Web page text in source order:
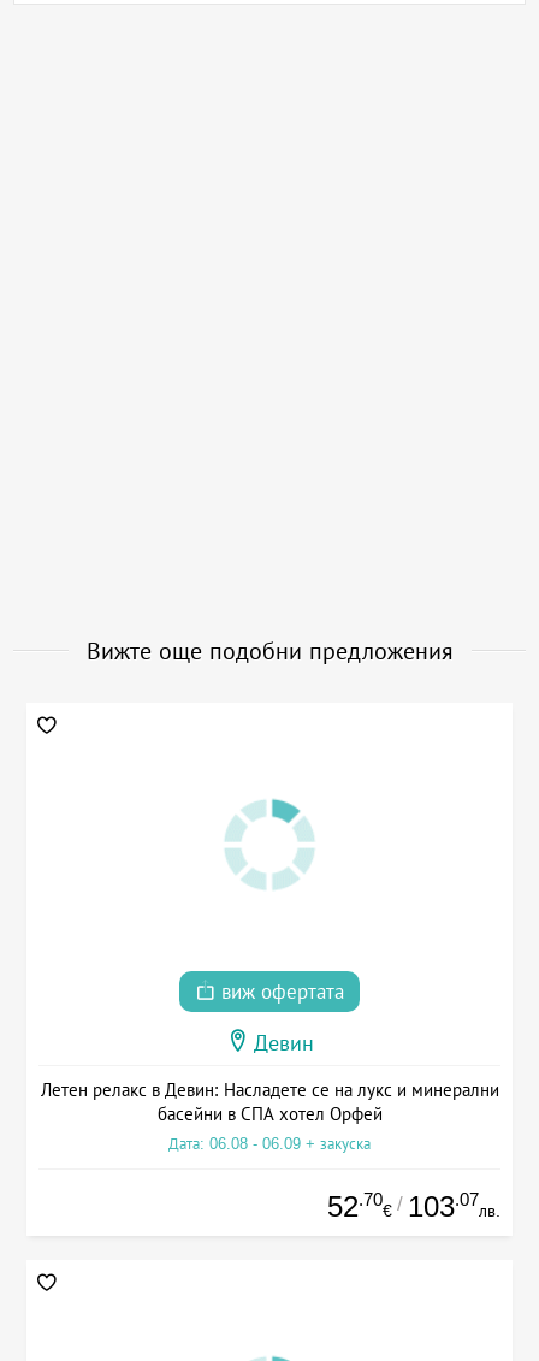
Вижте още подобни предложения
виж офертата
Девин
Летен релакс в Девин: Насладете се на лукс и минерални
басейни в СПА хотел Орфей
Дата: 06.08 - 06.09 + закуска
52.70
€ / 103.07
лв.